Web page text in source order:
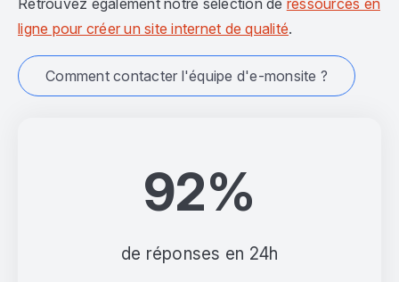
92%
de réponses en 24h
ligne pour créer un site internet de qualité.
Comment contacter l'équipe d'e-monsite ?